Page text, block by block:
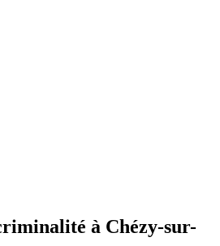
à Chézy-sur-